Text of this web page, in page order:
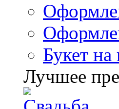
Букет
Лучшее